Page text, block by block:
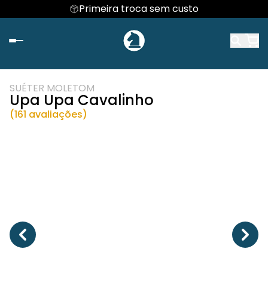
Primeira troca sem custo
SUÉTER MOLETOM
Upa Upa Cavalinho
(161 avaliações)